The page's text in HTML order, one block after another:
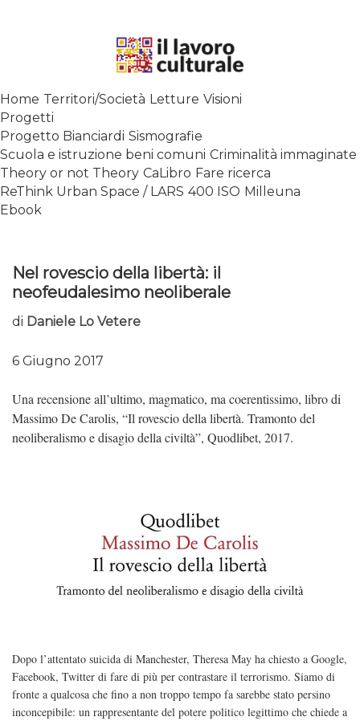
SPALANCARE LE FINESTRE DEI
CONTEMPORANEO
Home Territori/Società Letture Visioni
Progetti
Progetto Bianciardi Sismografie
Scuola e istruzione beni comuni Criminalità immaginate
Theory or not Theory CaLibro Fare ricerca
ReThink Urban Space / LARS 400 ISO Milleuna
Ebook
Nel rovescio della libertà: il
neofeudalesimo neoliberale
di Daniele Lo Vetere
6 Giugno 2017
Una recensione all’ultimo, magmatico, ma coerentissimo, libro di
Massimo De Carolis, “Il rovescio della libertà. Tramonto del
neoliberalismo e disagio della civiltà”, Quodlibet, 2017.
Dopo l’attentato suicida di Manchester, Theresa May ha chiesto a Google,
Facebook, Twitter di fare di più per contrastare il terrorismo. Siamo di
fronte a qualcosa che fino a non troppo tempo fa sarebbe stato persino
inconcepibile: un rappresentante del potere politico legittimo che chiede a